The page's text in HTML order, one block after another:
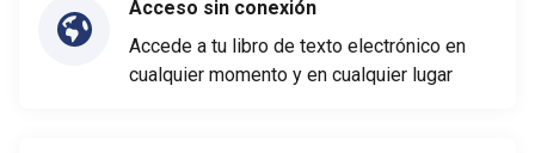
Acceso sin conexión
Accede a tu libro de texto electrónico en
cualquier momento y en cualquier lugar